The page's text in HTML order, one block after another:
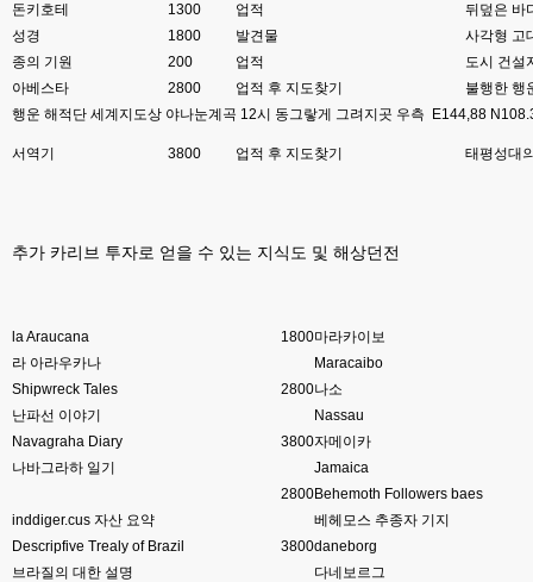
돈키호테
1300 업적
뒤덮은 바
성경
1800 발견물
사각형 고
종의 기원
200 업적
도시 건설
아베스타
2800 업적 후 지도찾기
불행한 행
행운 해적단 세계지도상 야나눈계곡 12시 동그랗게 그려지곳 우측 E144,88
서역기 3800 업적 후 지도찾기 태평성대
추가 카리브 투자로 얻을 수 있는 지식도 및 해상던전
la Araucana 1800마라카이보
라 아라우카나
Maracaibo
Shipwreck Tales
2800나소
난파선 이야기
Nassau
Navagraha Diary
3800자메이카
나바그라하 일기
Jamaica
2800Behemoth Followers baes
inddiger.cus 자산 요약
베헤모스 추종자 기지
Descripfive Trealy of Brazil
3800daneborg
브라질의 대한 설명
다네보르그
esils 00:13
솔직히 적응이 xe1이다보니깐 라이믹스는 비슷하면서 틀리니 적응이 안되요
ㅋ
esils 00:14
없을꺼같아서 ;;
비회원
ㅇ
채팅치믄 바로 반영 정상 ㅋ
고게임77
접속자는 ip당 1명인가 보네요. 다른 브로우저로 접속해도 3명인거보면
음